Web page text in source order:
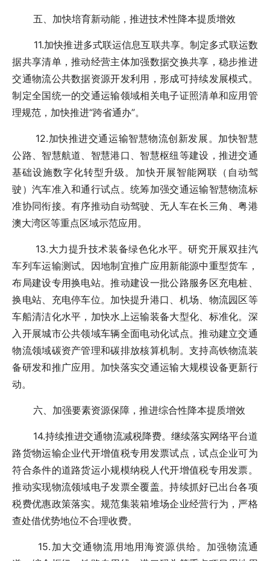
五、加快培育新动能，推进技术性降本提质增效
11.加快推进多式联运信息互联共享。制定多式联运数
据共享清单，推动经营主体加强数据交换共享，稳步推进
交通物流公共数据资源开发利用，形成可持续发展模式。
制定全国统一的交通运输领域相关电子证照清单和应用管
理规范，加快推进“跨省通办”。
12.加快推进交通运输智慧物流创新发展。加快智慧
公路、智慧航道、智慧港口、智慧枢纽等建设，推进交通
基础设施数字化转型升级。加快开展智能网联（自动驾
驶）汽车准入和通行试点。统筹加强交通运输智慧物流标
准协同衔接。有序推动自动驾驶、无人车在长三角、粤港
澳大湾区等重点区域示范应用。
13.大力提升技术装备绿色化水平。研究开展双挂汽
车列车运输测试。因地制宜推广应用新能源中重型货车，
布局建设专用换电站。推动建设一批公路服务区充电桩、
换电站、充电停车位。加快提升港口、机场、物流园区等
车船清洁化水平，加快水上运输装备大型化、标准化。深
入开展城市公共领域车辆全面电动化试点。推动建立交通
物流领域碳资产管理和碳排放核算机制。支持高铁物流装
备研发和推广应用。加快落实交通运输大规模设备更新行
动。
六、加强要素资源保障，推进综合性降本提质增效
14.持续推进交通物流减税降费。继续落实网络平台道
路货物运输企业代开增值税专用发票试点，试点企业可为
符合条件的道路货运小规模纳税人代开增值税专用发票。
推动实现物流领域电子发票全覆盖。持续抓好已出台各项
税费优惠政策落实。规范集装箱堆场企业经营行为，严格
查处借优势地位不合理收费。
15.加大交通物流用地用海资源供给。加强物流通